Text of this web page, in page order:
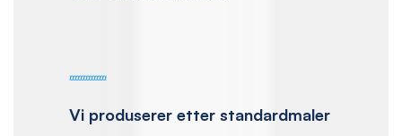
Vi produserer etter standardmaler